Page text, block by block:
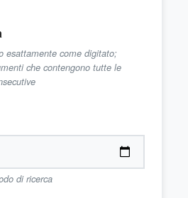
esattamente come digitato;
che contengono tutte le
di ricerca